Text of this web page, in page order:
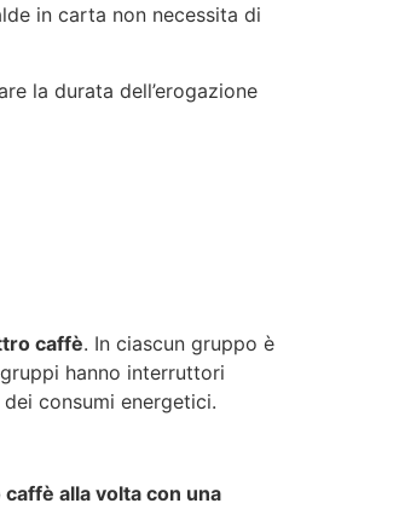
in carta non necessita di
la durata dell’erogazione
caffè. In ciascun gruppo è
hanno interruttori
consumi energetici.
alla volta con una